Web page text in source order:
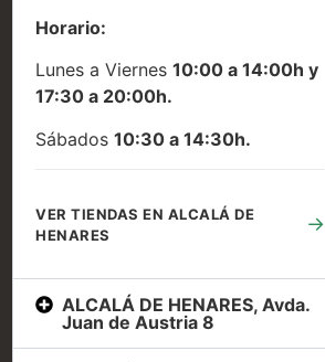
Horario:
Lunes a Viernes 10:00 a 14:00h y
17:30 a 20:00h.
Sábados 10:30 a 14:30h.
VER TIENDAS EN ALCALÁ DE
HENARES
→
ALCALÁ DE HENARES, Avda.
Juan de Austria 8